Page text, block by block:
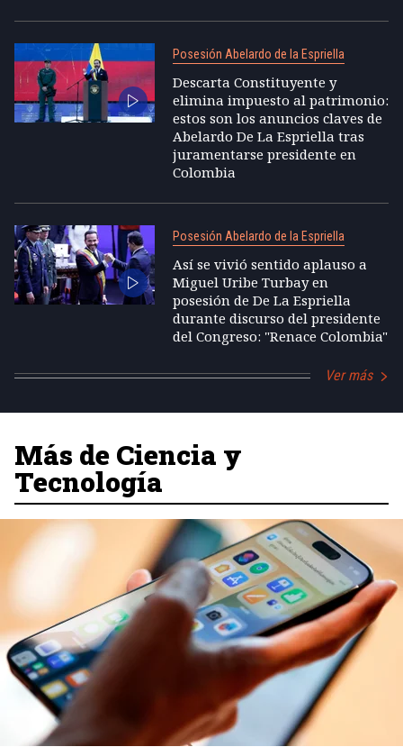
Posesión Abelardo de la Espriella
Descarta Constituyente y
elimina impuesto al patrimonio:
estos son los anuncios claves de
Abelardo De La Espriella tras
juramentarse presidente en
Colombia
Posesión Abelardo de la Espriella
Así se vivió sentido aplauso a
Miguel Uribe Turbay en
posesión de De La Espriella
durante discurso del presidente
del Congreso: "Renace Colombia"
Ver más
Más de Ciencia y
Tecnología